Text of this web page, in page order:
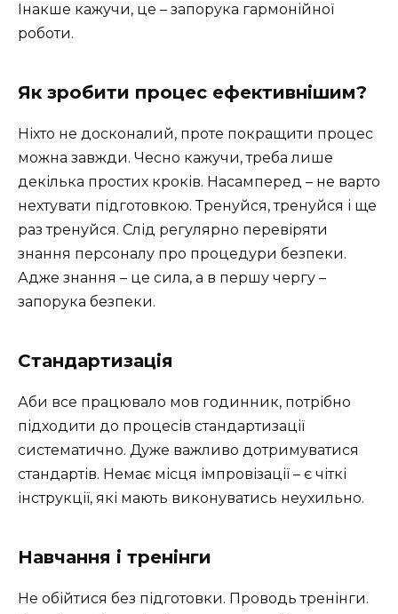
Інакше кажучи, це – запорука гармонійної
роботи.
Як зробити процес ефективнішим?
Ніхто не досконалий, проте покращити процес
можна завжди. Чесно кажучи, треба лише
декілька простих кроків. Насамперед – не варто
нехтувати підготовкою. Тренуйся, тренуйся і ще
раз тренуйся. Слід регулярно перевіряти
знання персоналу про процедури безпеки.
Адже знання – це сила, а в першу чергу –
запорука безпеки.
Стандартизація
Аби все працювало мов годинник, потрібно
підходити до процесів стандартизації
систематично. Дуже важливо дотримуватися
стандартів. Немає місця імпровізації – є чіткі
інструкції, які мають виконуватись неухильно.
Навчання і тренінги
Не обійтися без підготовки. Проводь тренінги.